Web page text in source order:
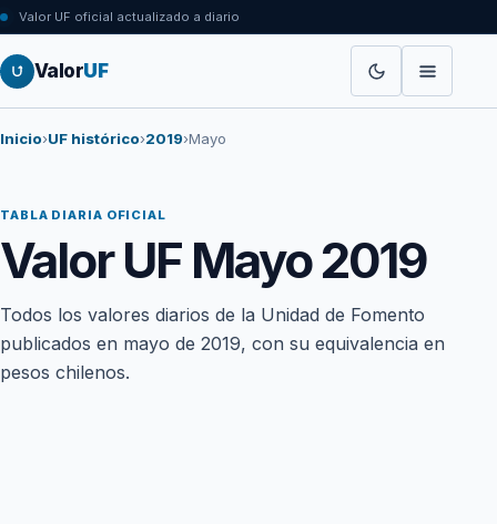
Valor UF oficial actualizado a diario
ValorUF
Inicio›UF histórico›2019›Mayo
TABLA DIARIA OFICIAL
Valor UF Mayo 2019
Todos los valores diarios de la Unidad de Fomento
publicados en mayo de 2019, con su equivalencia en
pesos chilenos.